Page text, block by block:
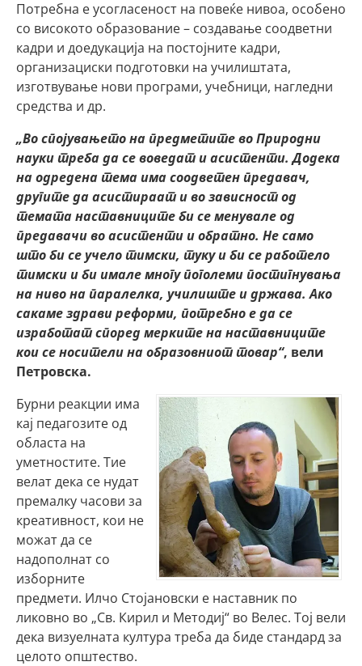
Потребна е усогласеност на повеќе нивоа, особено
со високото образование – создавање соодветни
кадри и доедукација на постојните кадри,
организациски подготовки на училиштата,
изготвување нови програми, учебници, нагледни
средства и др.
„Во спојувањето на предметите во Природни
науки треба да се воведат и асистенти. Додека
на одредена тема има соодветен предавач,
другите да асистираат и во зависност од
темата наставниците би се менувале од
предавачи во асистенти и обратно. Не само
што би се учело тимски, туку и би се работело
тимски и би имале многу поголеми постигнувања
на ниво на паралелка, училиште и држава. Ако
сакаме здрави реформи, потребно е да се
изработат според мерките на наставниците
кои се носители на образовниот товар“, вели
Петровска.
Бурни реакции има
кај педагозите од
областа на
уметностите. Тие
велат дека се нудат
премалку часови за
креативност, кои не
можат да се
надополнат со
изборните
предмети. Илчо Стојановски е наставник по
ликовно во „Св. Кирил и Методиј“ во Велес. Тој вели
дека визуелната култура треба да биде стандард за
целото општество.